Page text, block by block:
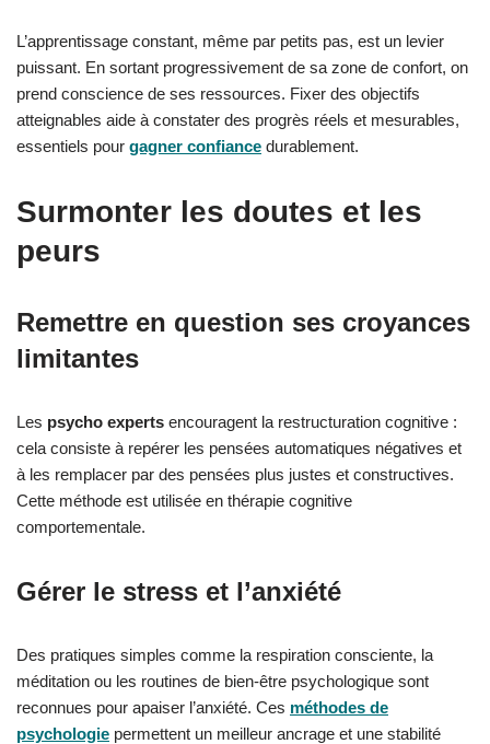
L’apprentissage constant, même par petits pas, est un levier
puissant. En sortant progressivement de sa zone de confort, on
prend conscience de ses ressources. Fixer des objectifs
atteignables aide à constater des progrès réels et mesurables,
essentiels pour gagner confiance durablement.
Surmonter les doutes et les
peurs
Remettre en question ses croyances
limitantes
Les psycho experts encouragent la restructuration cognitive :
cela consiste à repérer les pensées automatiques négatives et
à les remplacer par des pensées plus justes et constructives.
Cette méthode est utilisée en thérapie cognitive
comportementale.
Gérer le stress et l’anxiété
Des pratiques simples comme la respiration consciente, la
méditation ou les routines de bien-être psychologique sont
reconnues pour apaiser l’anxiété. Ces méthodes de
psychologie permettent un meilleur ancrage et une stabilité